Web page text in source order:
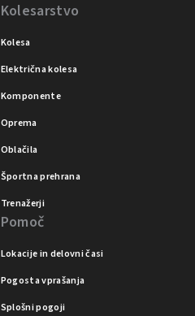
Kolesarstvo
Kolesa
Električna kolesa
Komponente
Oprema
Oblačila
Športna prehrana
Trenažerji
Pomoč
Lokacije in delovni časi
Pogosta vprašanja
Splošni pogoji